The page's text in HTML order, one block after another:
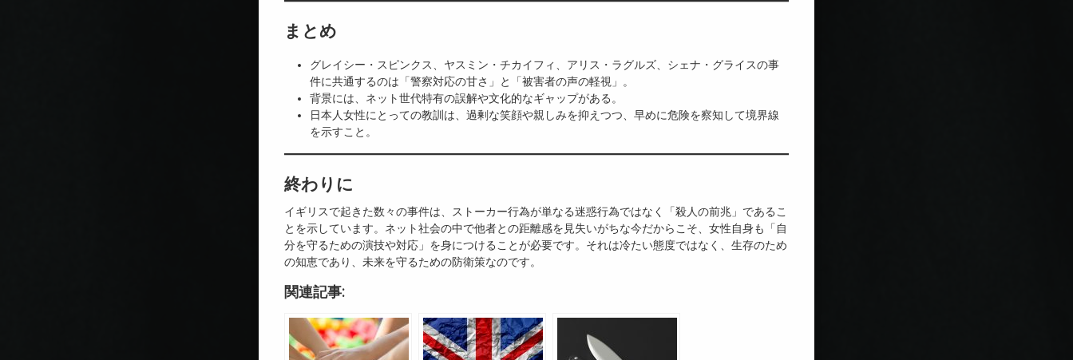
まとめ
グレイシー・スピンクス、ヤスミン・チカイフィ、アリス・ラグルズ、シェナ・グライスの事
件に共通するのは「警察対応の甘さ」と「被害者の声の軽視」。
背景には、ネット世代特有の誤解や文化的なギャップがある。
日本人女性にとっての教訓は、過剰な笑顔や親しみを抑えつつ、早めに危険を察知して境界線
を示すこと。
終わりに
イギリスで起きた数々の事件は、ストーカー行為が単なる迷惑行為ではなく「殺人の前兆」であるこ
とを示しています。ネット社会の中で他者との距離感を見失いがちな今だからこそ、女性自身も「自
分を守るための演技や対応」を身につけることが必要です。それは冷たい態度ではなく、生存のため
の知恵であり、未来を守るための防衛策なのです。
関連記事: